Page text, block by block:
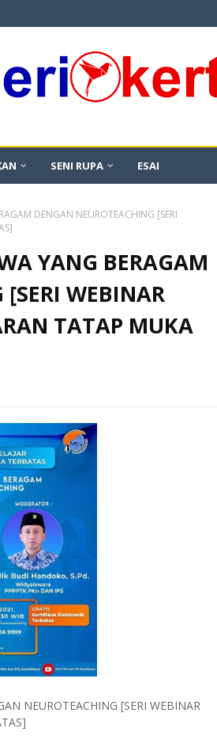
SENI RUPA ESAI
DENGAN NEUROTEACHING [SERI
YANG BERAGAM
WEBINAR
TATAP MUKA
NEUROTEACHING [SERI WEBINAR